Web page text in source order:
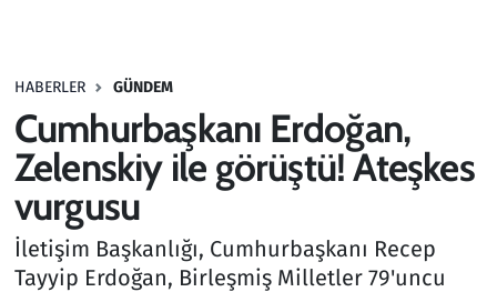
HABERLER GÜNDEM
Cumhurbaşkanı Erdoğan,
Zelenskiy ile görüştü! Ateşkes
vurgusu
İletişim Başkanlığı, Cumhurbaşkanı Recep
Tayyip Erdoğan, Birleşmiş Milletler 79'uncu
Haber
Kültür Sanat
Kurumsal Haberler
Lezzet Durağı